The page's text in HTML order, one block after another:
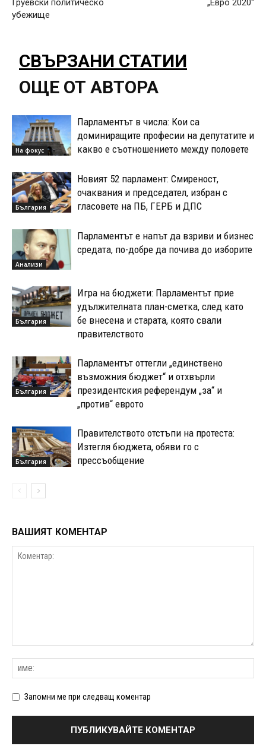
убежище
СВЪРЗАНИ СТАТИИ
ОЩЕ ОТ АВТОРА
На фокус
Парламентът в числа: Кои са
доминиращите професии на депутатите и
какво е съотношението между половете
България
Новият 52 парламент: Смиреност,
очаквания и председател, избран с
гласовете на ПБ, ГЕРБ и ДПС
Анализи
Парламентът е напът да взриви и бизнес
средата, по-добре да почива до изборите
България
Игра на бюджети: Парламентът прие
удължителната план-сметка, след като
бе внесена и старата, която свали
правителството
България
Парламентът оттегли „единствено
възможния бюджет“ и отхвърли
президентския референдум „за“ и
„против“ еврото
България
Правителството отстъпи на протеста:
Изтегля бюджета, обяви го с
прессъобщение
ВАШИЯТ КОМЕНТАР
Запомни ме при следващ коментар